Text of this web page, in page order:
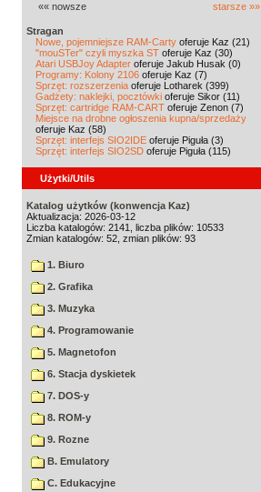
«« nowsze starsze »»
Stragan
Nowe, pojemniejsze RAM-Carty oferuje Kaz (21)
"mouSTer" czyli myszka ST oferuje Kaz (30)
Atari USBJoy Adapter oferuje Jakub Husak (0)
Programy: Kolony 2106 oferuje Kaz (7)
Sprzęt: rozszerzenia oferuje Lotharek (399)
Gadżety: naklejki, pocztówki oferuje Sikor (11)
Sprzęt: cartridge RAM-CART oferuje Zenon (7)
Miejsce na drobne ogłoszenia kupna/sprzedaży
oferuje Kaz (58)
Sprzęt: interfejs SIO2IDE oferuje Piguła (3)
Sprzęt: interfejs SIO2SD oferuje Piguła (115)
Użytki/Utils
Katalog użytków (konwencja Kaz)
Aktualizacja: 2026-03-12
Liczba katalogów: 2141, liczba plików: 10533
Zmian katalogów: 52, zmian plików: 93
1. Biuro
2. Grafika
3. Muzyka
4. Programowanie
5. Magnetofon
6. Stacja dyskietek
7. DOS-y
8. ROM-y
9. Rozne
B. Emulatory
C. Edukacyjne